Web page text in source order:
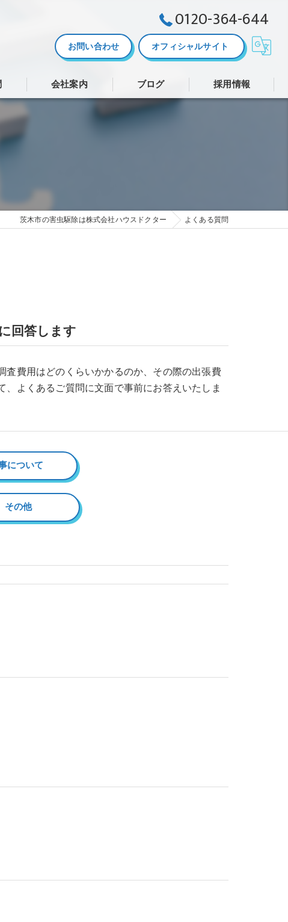
0120-364-644
お問い合わせ オフィシャルサイト
会社案内
株式会社ハウスドクター
ブログ 採用情報
茨木市の害虫駆除は株式会社ハウスドクター よくある質問
回答します
費用はどのくらいかかるのか、その際の出張費
よくあるご質問に文面で事前にお答えいたしま
について
その他